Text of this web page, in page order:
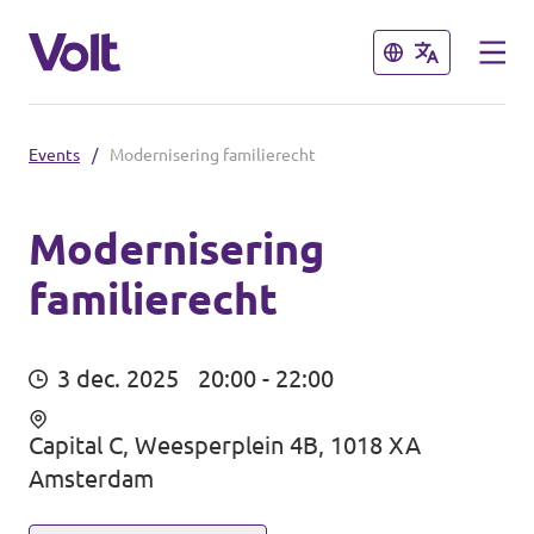
Sluiten
Kies een taal
Nederlands
Volt afdelingen dichtbij
Volt Nederland
Volt Noord-Holland
Sluiten
Standpunten
Mensen
Events / Modernisering familierecht
Modernisering
familierecht
3 dec. 2025 20:00 - 22:00
Capital C, Weesperplein 4B, 1018 XA
Amsterdam